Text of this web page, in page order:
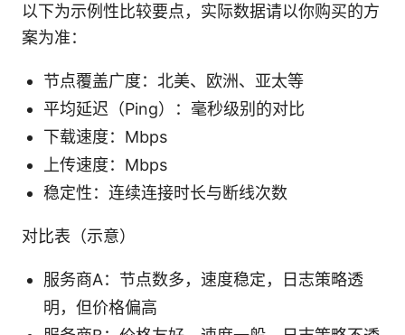
以下为示例性比较要点，实际数据请以你购买的方
案为准：
节点覆盖广度：北美、欧洲、亚太等
平均延迟（Ping）：毫秒级别的对比
下载速度：Mbps
上传速度：Mbps
稳定性：连续连接时长与断线次数
对比表（示意）
服务商A：节点数多，速度稳定，日志策略透
明，但价格偏高